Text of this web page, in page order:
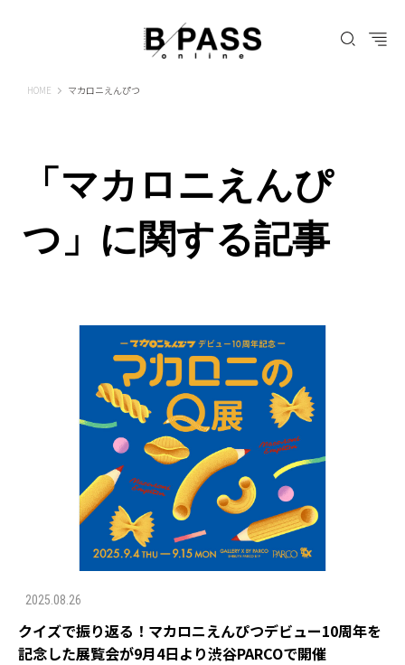
HOME B-PASS ONLINE
マカロニえんぴつ
「マカロニえんぴ
つ」に関する記事
2025.08.26
クイズで振り返る！マカロニえんぴつデビュー10周年を
記念した展覧会が9月4日より渋谷PARCOで開催